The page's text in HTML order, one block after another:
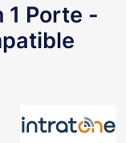
1 Porte -